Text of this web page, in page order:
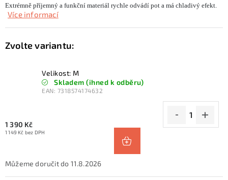
Extrémně příjemný a funkční materiál rychle odvádí pot a má chladivý efekt.
Více informací
Velikost: M
Skladem (ihned k odběru)
EAN: 7318574174632
1 390 Kč
1 149 Kč bez DPH
11.8.2026